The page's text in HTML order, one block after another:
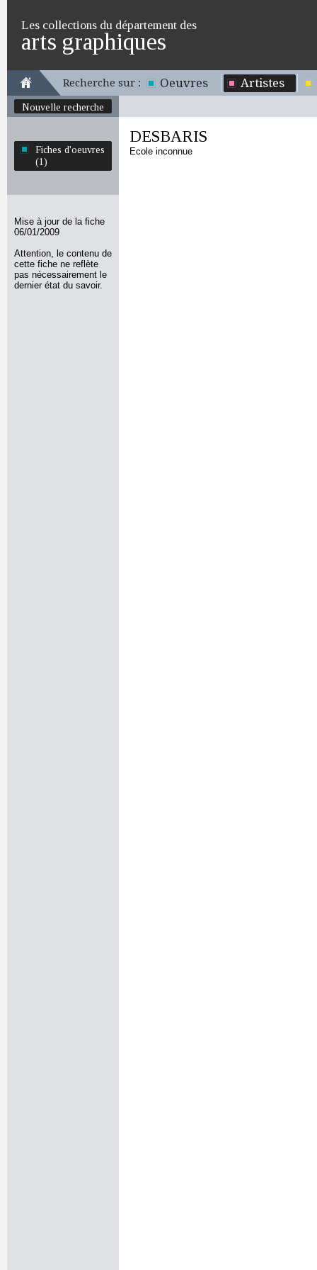
Les collections du département des
arts graphiques
Recherche sur : Oeuvres Artistes
Nouvelle recherche
Fiches d'oeuvres
(1)
Mise à jour de la fiche
06/01/2009
Attention, le contenu de
cette fiche ne reflète
pas nécessairement le
dernier état du savoir.
DESBARIS
Ecole inconnue